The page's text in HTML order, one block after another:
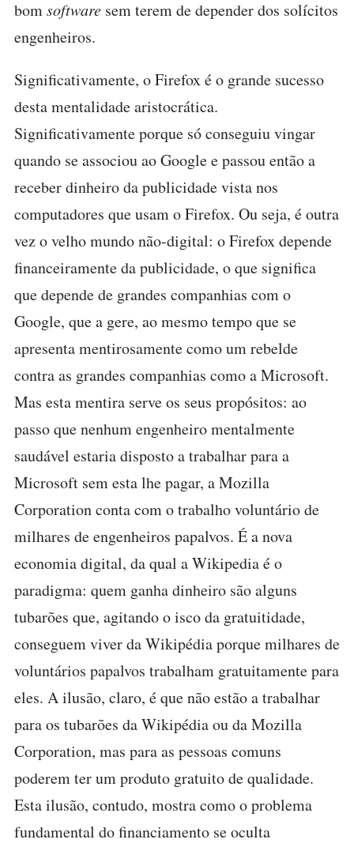
bomsoftware sem terem de depender dos solícitos
engenheiros.
Significativamente, o Firefox é o grande sucesso
desta mentalidade aristocrática.
Significativamente porque só conseguiu vingar
quando se associou ao Google e passou então a
receber dinheiro da publicidade vista nos
computadores que usam o Firefox. Ou seja, é outra
vez o velho mundo não-digital: o Firefox depende
financeiramente da publicidade, o que significa
que depende de grandes companhias com o
Google, que a gere, ao mesmo tempo que se
apresenta mentirosamente como um rebelde
contra as grandes companhias como a Microsoft.
Mas esta mentira serve os seus propósitos: ao
passo que nenhum engenheiro mentalmente
saudável estaria disposto a trabalhar para a
Microsoft sem esta lhe pagar, a Mozilla
Corporation conta com o trabalho voluntário de
milhares de engenheiros papalvos. É a nova
economia digital, da qual a Wikipedia é o
paradigma: quem ganha dinheiro são alguns
tubarões que, agitando o isco da gratuitidade,
conseguem viver da Wikipédia porque milhares de
voluntários papalvos trabalham gratuitamente para
eles. A ilusão, claro, é que não estão a trabalhar
para os tubarões da Wikipédia ou da Mozilla
Corporation, mas para as pessoas comuns
poderem ter um produto gratuito de qualidade.
Esta ilusão, contudo, mostra como o problema
fundamental do financiamento se oculta